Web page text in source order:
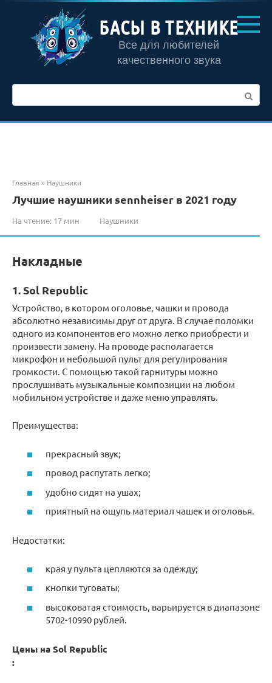
контенту
БАСЫ В ТЕХНИКЕ
Все для любителей
качественного звука
Главная » Наушники
Лучшие наушники sennheiser в 2021 году
На чтение: 17 мин Наушники
Накладные
1. Sol Republic
Устройство, в котором оголовье, чашки и провода
абсолютно независимы друг от друга. В случае поломки
одного из компонентов его можно легко приобрести и
произвести замену. На проводе располагается
микрофон и небольшой пульт для регулирования
громкости. С помощью такой гарнитуры можно
прослушивать музыкальные композиции на любом
мобильном устройстве и даже меню управлять.
Преимущества:
прекрасный звук;
провод распутать легко;
удобно сидят на ушах;
приятный на ощупь материал чашек и оголовья.
Недостатки:
края у пульта цепляются за одежду;
кнопки туговаты;
высоковатая стоимость, варьируется в диапазоне
5702-10990 рублей.
Цены на Sol Republic
: